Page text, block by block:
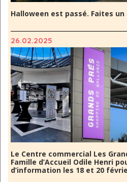
Halloween est passé. Faites
26.02.2025
Le Centre commercial Les
Famille d’Accueil Odile Henri
d’information les 18 et 20